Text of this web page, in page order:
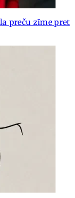
preču zīme pret